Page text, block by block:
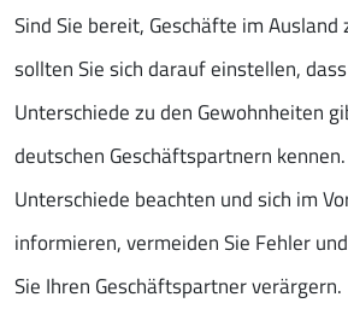
Sind Sie bereit, Geschäfte im Ausland
sollten Sie sich darauf einstellen,
Unterschiede zu den Gewohnheiten
deutschen Geschäftspartnern
Unterschiede beachten und sich im
informieren, vermeiden Sie Fehler
Sie Ihren Geschäftspartner verärgern.